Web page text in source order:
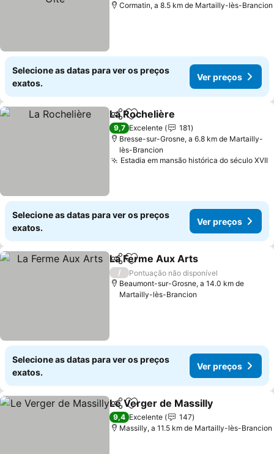
Cormatin, a 8.5 km de Martailly-lès-Brancion
Selecione as datas para ver os preços
exatos.
Ver preços
PartilharAdicionar aos favoritos
La Rochelière
9,7 Excelente
181
Bresse-sur-Grosne, a 6.8 km de Martailly-
lès-Brancion
Estadia em mansão histórica do século XVII
Selecione as datas para ver os preços
exatos.
Ver preços
PartilharAdicionar aos favoritos
La Ferme Aux Arts
/
Pontuação não disponível
Beaumont-sur-Grosne, a 14.0 km de
Martailly-lès-Brancion
Selecione as datas para ver os preços
exatos.
Ver preços
PartilharAdicionar aos favoritos
Le Verger de Massilly
9,4 Excelente
147
Massilly, a 11.5 km de Martailly-lès-Brancion